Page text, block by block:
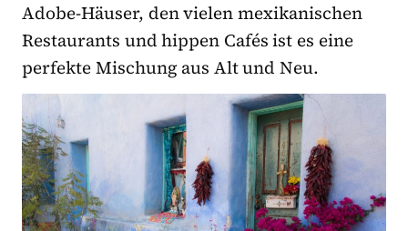
Adobe-Häuser, den vielen mexikanischen
Restaurants und hippen Cafés ist es eine
perfekte Mischung aus Alt und Neu.